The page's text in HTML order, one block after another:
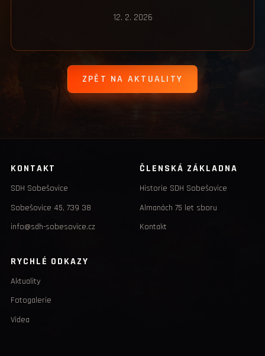
12. 2. 2026
ZPĚT NA AKTUALITY
KONTAKT
SDH Sobešovice
Sobešovice 45, 739 38
info@sdh-sobesovice.cz
ČLENSKÁ ZÁKLADNA
Historie SDH Sobešovice
Almanách 75 let sboru
Kontakt
RYCHLÉ ODKAZY
Aktuality
Fotogalerie
Videa